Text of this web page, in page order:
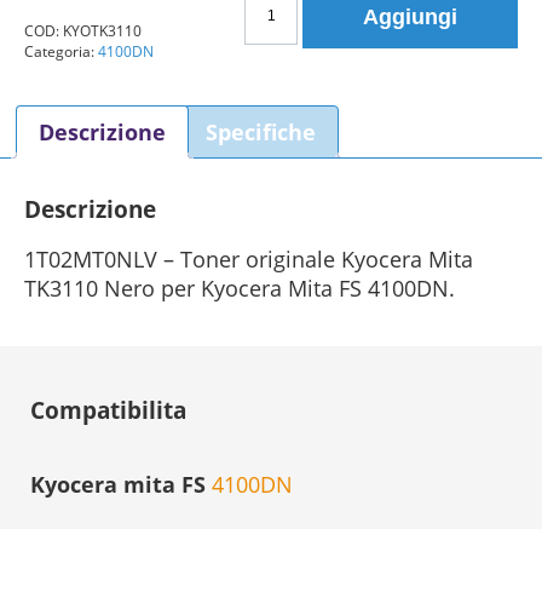
Kyocera
(1T02MT0NLV)
Nero
Aggiungi
COD: KYOTK3110
Categoria:4100DN
Descrizione Specifiche
Descrizione
1T02MT0NLV – Toner originale Kyocera Mita
TK3110 Nero per Kyocera Mita FS 4100DN.
Compatibilita
Kyocera mita FS 4100DN